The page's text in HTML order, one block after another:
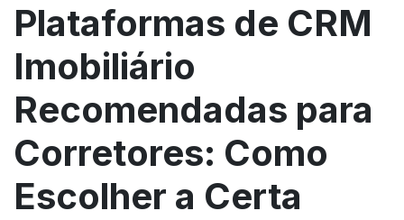
Plataformas de CRM
Imobiliário
Recomendadas para
Corretores: Como
Escolher a Certa